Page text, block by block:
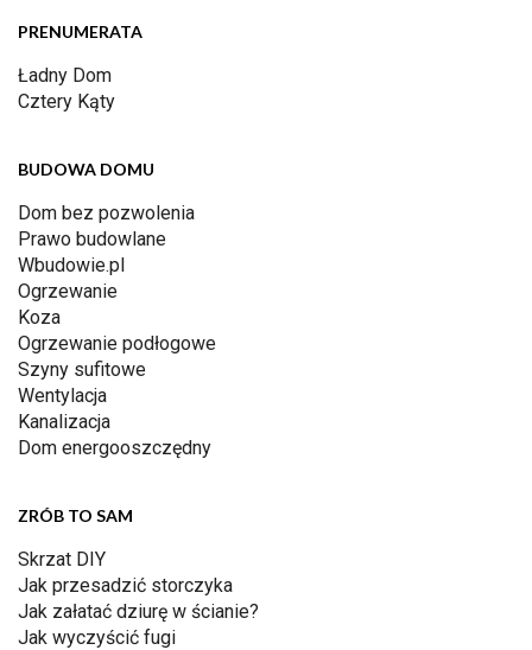
PRENUMERATA
Ładny Dom
Cztery Kąty
BUDOWA DOMU
Dom bez pozwolenia
Prawo budowlane
Wbudowie.pl
Ogrzewanie
Koza
Ogrzewanie podłogowe
Szyny sufitowe
Wentylacja
Kanalizacja
Dom energooszczędny
ZRÓB TO SAM
Skrzat DIY
Jak przesadzić storczyka
Jak załatać dziurę w ścianie?
Jak wyczyścić fugi